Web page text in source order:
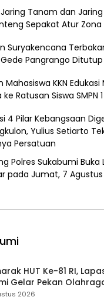
Tanam dan
Sepakat Atur
Suryakencana
Pangrango
Mahasiswa KKN Edukasi
Ratusan Siswa SMPN
4 Pilar Kebangsaan
Yulius Setiarto
Persatuan
Polres Sukabumi Buka
pada Jumat, 7 Agustus
HUT Ke-81 RI,
Gelar Pekan
2026